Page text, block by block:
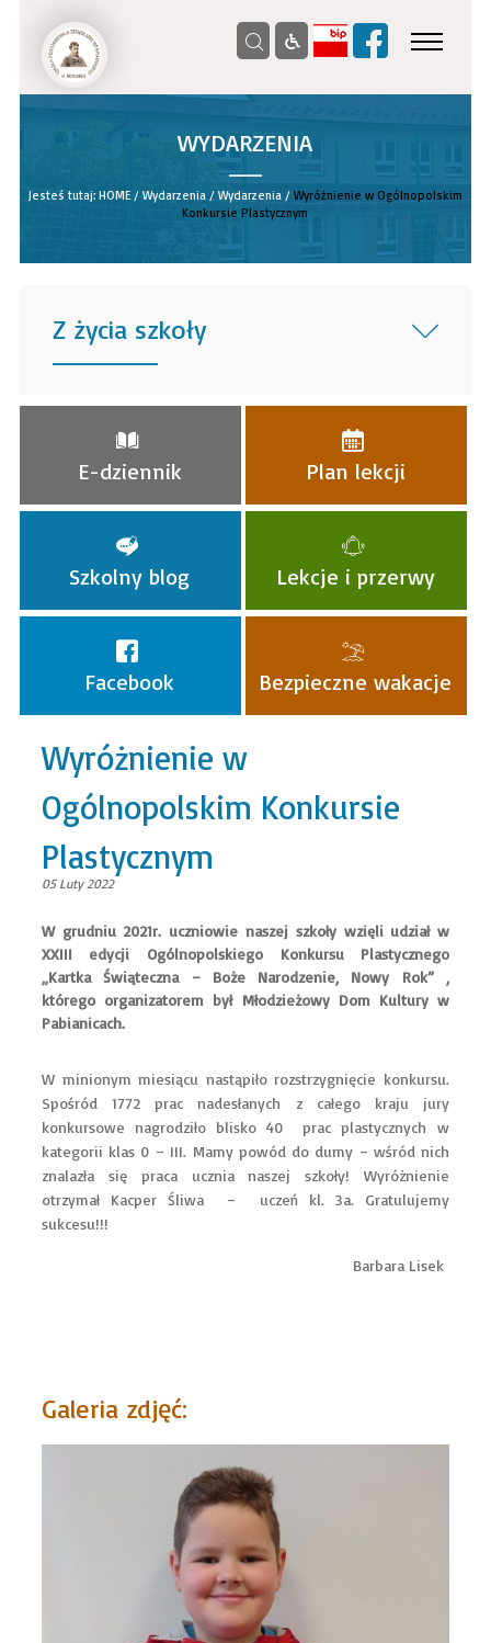
WYDARZENIA
__
Jesteś tutaj: HOME/ Wydarzenia/ Wydarzenia/ Wyróżnienie w Ogólnopolskim
Konkursie Plastycznym
Z życia szkoły
______
E-dziennik Plan lekcji
Szkolny blog Lekcje i przerwy
Facebook Bezpieczne wakacje
Wyróżnienie w
Ogólnopolskim Konkursie
Plastycznym
05 Luty 2022
W grudniu 2021r. uczniowie naszej szkoły wzięli udział w
XXIII edycji Ogólnopolskiego Konkursu Plastycznego
„Kartka Świąteczna – Boże Narodzenie, Nowy Rok” ,
którego organizatorem był Młodzieżowy Dom Kultury w
Pabianicach.
W minionym miesiącu nastąpiło rozstrzygnięcie konkursu.
Spośród 1772 prac nadesłanych z całego kraju jury
konkursowe nagrodziło blisko 40 prac plastycznych w
kategorii klas 0 – III. Mamy powód do dumy – wśród nich
znalazła się praca ucznia naszej szkoły! Wyróżnienie
otrzymał Kacper Śliwa – uczeń kl. 3a. Gratulujemy
sukcesu!!!
Barbara Lisek
Galeria zdjęć: